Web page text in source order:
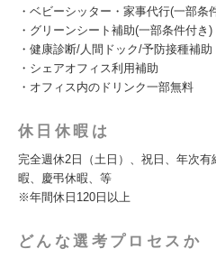
・ベビーシッター・家事代行(一部条
・グリーンシート補助(一部条件付き)
・健康診断/人間ドック/予防接種補助
・シェアオフィス利用補助
・オフィス内のドリンク一部無料
休日休暇は
完全週休2日（土日）、祝日、年次
暇、慶弔休暇、等
※年間休日120日以上
どんな選考プロセスか